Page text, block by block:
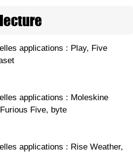
applications : Play, Five
applications : Moleskine
Five, byte
applications : Rise Weather,